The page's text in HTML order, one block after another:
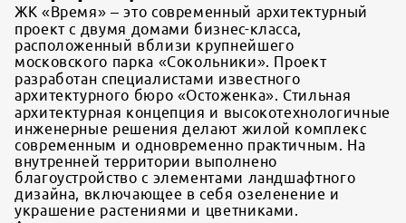
ЖК «Время» – это современный архитектурный
проект с двумя домами бизнес-класса,
расположенный вблизи крупнейшего
московского парка «Сокольники». Проект
разработан специалистами известного
архитектурного бюро «Остоженка». Стильная
архитектурная концепция и высокотехнологичные
инженерные решения делают жилой комплекс
современным и одновременно практичным. На
внутренней территории выполнено
благоустройство с элементами ландшафтного
дизайна, включающее в себя озеленение и
украшение растениями и цветниками.